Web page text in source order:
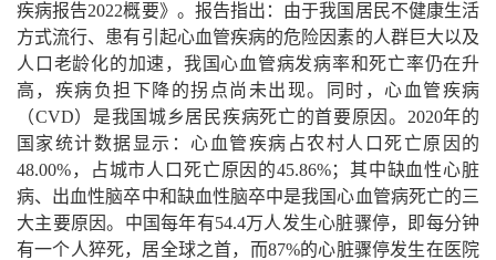
疾病报告2022概要》。报告指出：由于我国居民不健康生活
方式流行、患有引起心血管疾病的危险因素的人群巨大以及
人口老龄化的加速，我国心血管病发病率和死亡率仍在升
高，疾病负担下降的拐点尚未出现。同时，心血管疾病
（CVD）是我国城乡居民疾病死亡的首要原因。2020年的
国家统计数据显示：心血管疾病占农村人口死亡原因的
48.00%，占城市人口死亡原因的45.86%；其中缺血性心脏
病、出血性脑卒中和缺血性脑卒中是我国心血管病死亡的三
大主要原因。中国每年有54.4万人发生心脏骤停，即每分钟
有一个人猝死，居全球之首，而87%的心脏骤停发生在医院